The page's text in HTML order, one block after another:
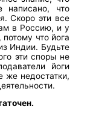
написано, что
Скоро эти все
в Россию, и у
что йога
Индии. Будьте
эти споры не
йоги
же недостатки,